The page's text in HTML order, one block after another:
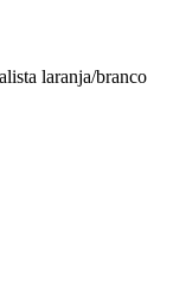
laranja/branco